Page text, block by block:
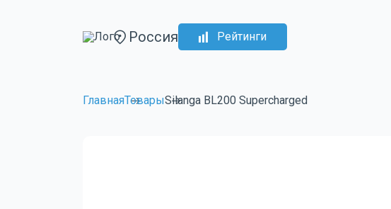
Россия Рейтинги
ГлавнаяТоварыSilanga BL200 Supercharged